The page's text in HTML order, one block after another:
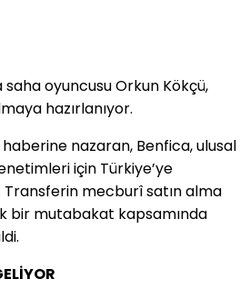
saha oyuncusu Orkun Kökçü,
hazırlanıyor.
nazaran, Benfica, ulusal
için Türkiye’ye
mecburî satın alma
bir mutabakat kapsamında